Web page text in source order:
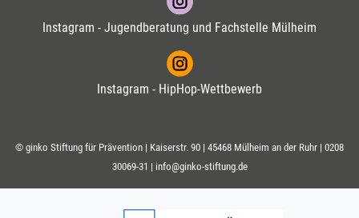
Instagram - Jugendberatung und Fachstelle Mülheim
Instagram - HipHop-Wettbewerb
© ginko Stiftung für Prävention | Kaiserstr. 90 | 45468 Mülheim an der Ruhr | 0208
30069-31 | info@ginko-stiftung.de